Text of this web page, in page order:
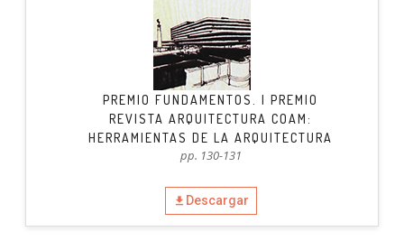
PREMIO FUNDAMENTOS. I PREMIO
REVISTA ARQUITECTURA COAM:
HERRAMIENTAS DE LA ARQUITECTURA
pp. 130-131
Descargar